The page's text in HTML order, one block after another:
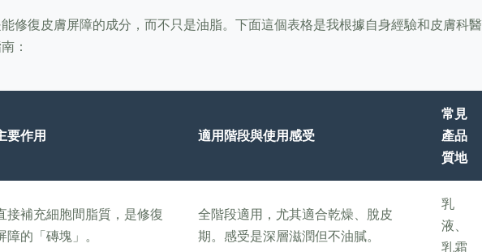
能修復皮膚屏障的成分，而不只是油脂。下面這個表格是我根據自身經驗和皮膚科醫
：
要作用 適用階段與使用感受
常見
產品
質地
接補充細胞間脂質，是修復
障的「磚塊」。
全階段適用，尤其適合乾燥、脫皮
期。感受是深層滋潤但不油膩。
乳
液、
乳霜